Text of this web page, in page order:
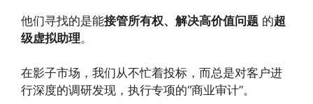
他们寻找的是能接管所有权、解决高价值问题 的超
级虚拟助理。
在影子市场，我们从不忙着投标，而总是对客户进
行深度的调研发现，执行专项的“商业审计”。